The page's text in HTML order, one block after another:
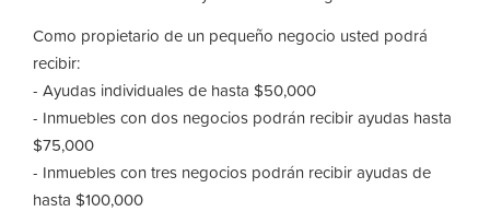
Como propietario de un pequeño negocio usted podrá
recibir:
- Ayudas individuales de hasta $50,000
- Inmuebles con dos negocios podrán recibir ayudas hasta
$75,000
- Inmuebles con tres negocios podrán recibir ayudas de
hasta $100,000